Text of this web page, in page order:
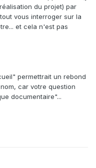
du projet) par
vous interroger sur la
et cela n'est pas
permettrait un rebond
car votre question
documentaire"...